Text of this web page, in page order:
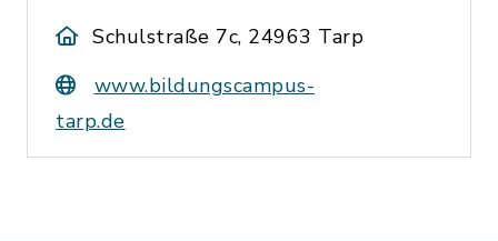
Schulstraße 7c, 24963 Tarp
www.bildungscampus-
tarp.de